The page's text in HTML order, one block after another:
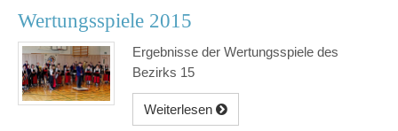
Wertungsspiele 2015
Ergebnisse der Wertungsspiele des
Bezirks 15
Weiterlesen